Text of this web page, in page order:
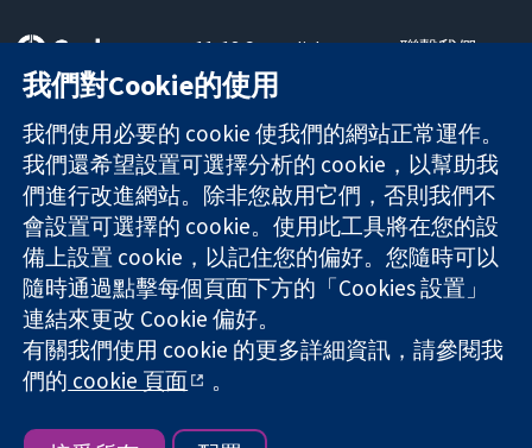
可信任實證
知情決定
更完善的健康照
護
11-13 Cavendish
Square
London
W1G 0AN
United Kingdom
聯繫我們
關於我們
工作機會
Cochrane
Library
The Cochrane Collaboration is a charity (no. 1045921) and a
company limited by guarantee (no. 03044323) registered in
England & Wales. VAT registration number GB 718 2127 49.
版權所有 © 2026 The Cochrane Collaboration
網站條款與條件|免責聲明|隱私權
我們對Cookie的使用
我們使用必要的 cookie 使我們的網站正常運作。
我們還希望設置可選擇分析的 cookie，以幫助我
們進行改進網站。除非您啟用它們，否則我們不
會設置可選擇的 cookie。使用此工具將在您的設
備上設置 cookie，以記住您的偏好。您隨時可以
隨時通過點擊每個頁面下方的「Cookies 設置」
連結來更改 Cookie 偏好。
有關我們使用 cookie 的更多詳細資訊，請參閱我
們的 cookie 頁面 。